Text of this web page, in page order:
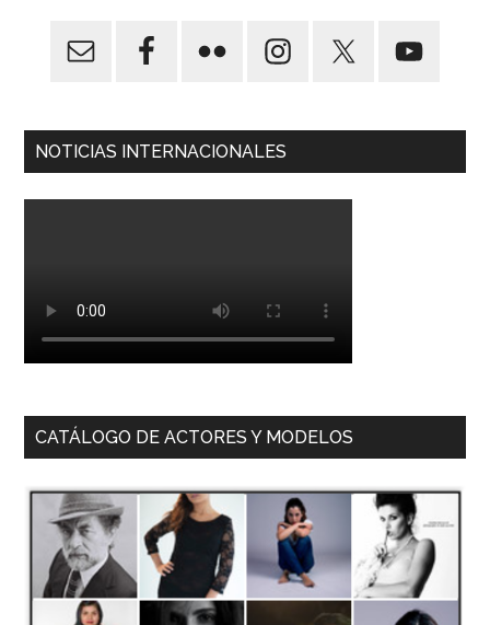
NOTICIAS INTERNACIONALES
CATÁLOGO DE ACTORES Y MODELOS